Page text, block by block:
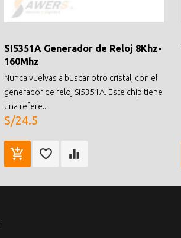
SI5351A Generador de Reloj 8Khz-
160Mhz
Nunca vuelvas a buscar otro cristal, con el
generador de reloj Si5351A. Este chip tiene
una refere..
S/24.5